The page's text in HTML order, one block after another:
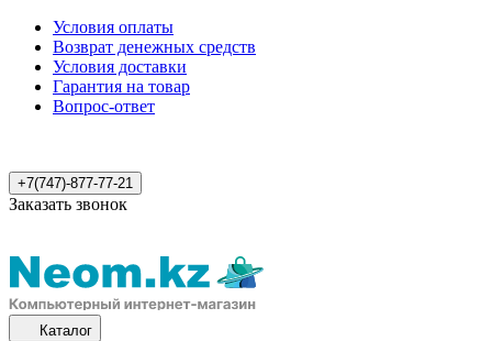
Условия оплаты
Возврат денежных средств
Условия доставки
Гарантия на товар
Вопрос-ответ
+7(747)-877-77-21
Заказать звонок
Каталог